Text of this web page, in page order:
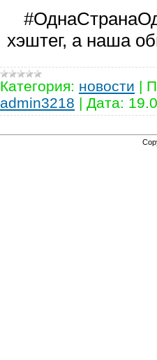
хэштег, а наша
Категория: новости |
admin3218 | Дата: